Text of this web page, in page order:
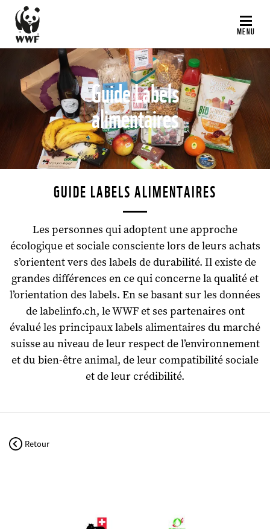
contenu
principal
MENU
Guide Labels
alimentaires
GUIDE LABELS ALIMENTAIRES
Les personnes qui adoptent une approche
écologique et sociale consciente lors de leurs achats
s’orientent vers des labels de durabilité. Il existe de
grandes différences en ce qui concerne la qualité et
l’orientation des labels. En se basant sur les données
de labelinfo.ch, le WWF et ses partenaires ont
évalué les principaux labels alimentaires du marché
suisse au niveau de leur respect de l’environnement
et du bien-être animal, de leur compatibilité sociale
et de leur crédibilité.
Retour